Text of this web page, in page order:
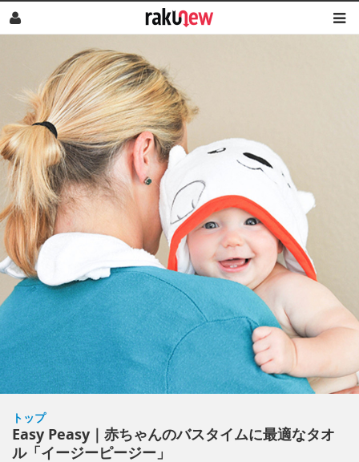
トップ
Easy Peasy｜赤ちゃんのバスタイムに最適なタオ
ル「イージーピージー」